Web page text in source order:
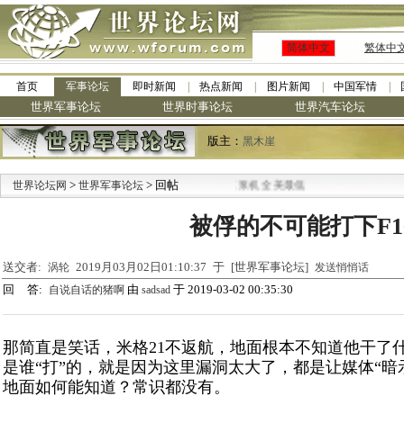
简体中文 繁体中
首页 军事论坛 即时新闻 热点新闻 图片新闻 中国军情
世界军事论坛 世界时事论坛 世界汽车论坛
版主： 黑木崖
世界论坛网 > 世界军事论坛 > 回帖
·九阳全新免清洗型豆浆机 全美最低
被俘的不可能打下
送交者: 涡轮 2019月03月02日01:10:37 于 [世界军事论坛] 发送悄悄话
回 答: 自说自话的猪啊 由 sadsad 于 2019-03-02 00:35:30
那简直是笑话，米格21不返航，地面根本不知道他干了
是谁“打”的，就是因为这里漏洞太大了，都是让媒体“
地面如何能知道？常识都没有。